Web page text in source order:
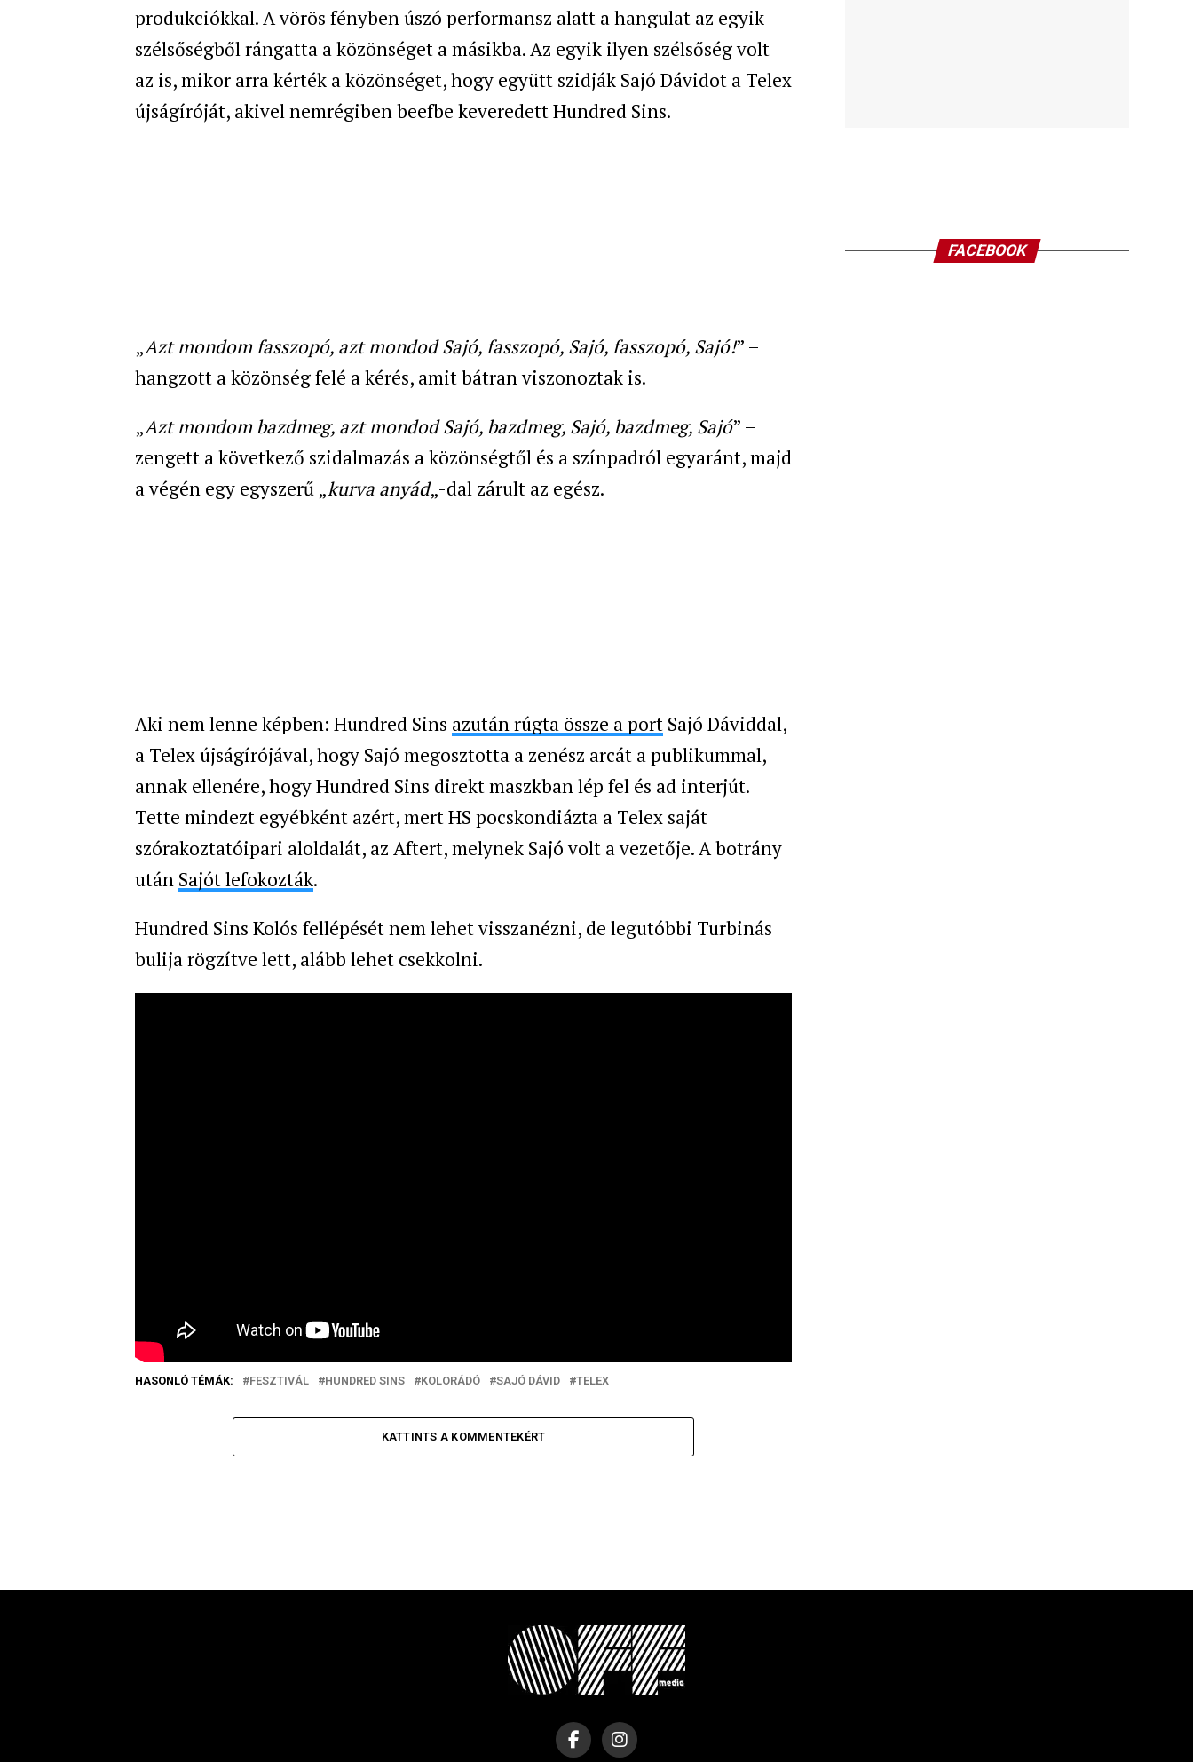
produkciókkal. A vörös fényben úszó performansz alatt a hangulat az egyik
szélsőségből rángatta a közönséget a másikba. Az egyik ilyen szélsőség volt
az is, mikor arra kérték a közönséget, hogy együtt szidják Sajó Dávidot a Telex
újságíróját, akivel nemrégiben beefbe keveredett Hundred Sins.
„Azt mondom fasszopó, azt mondod Sajó, fasszopó, Sajó, fasszopó, Sajó!” –
hangzott a közönség felé a kérés, amit bátran viszonoztak is.
„Azt mondom bazdmeg, azt mondod Sajó, bazdmeg, Sajó, bazdmeg, Sajó” –
zengett a következő szidalmazás a közönségtől és a színpadról egyaránt, majd
a végén egy egyszerű „kurva anyád„-dal zárult az egész.
Aki nem lenne képben: Hundred Sins azután rúgta össze a port Sajó Dáviddal,
a Telex újságírójával, hogy Sajó megosztotta a zenész arcát a publikummal,
annak ellenére, hogy Hundred Sins direkt maszkban lép fel és ad interjút.
Tette mindezt egyébként azért, mert HS pocskondiázta a Telex saját
szórakoztatóipari aloldalát, az Aftert, melynek Sajó volt a vezetője. A botrány
után Sajót lefokozták.
Hundred Sins Kolós fellépését nem lehet visszanézni, de legutóbbi Turbinás
bulija rögzítve lett, alább lehet csekkolni.
HASONLÓ TÉMÁK: FESZTIVÁL HUNDRED SINS KOLORÁDÓ SAJÓ DÁVID TELEX
KATTINTS A KOMMENTEKÉRT
FACEBOOK